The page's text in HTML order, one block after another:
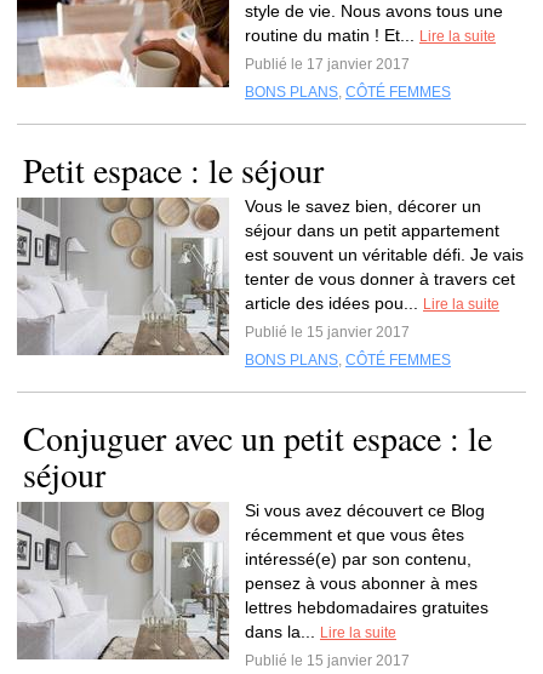
style de vie. Nous avons tous une
routine du matin ! Et...
Lire la suite
Publié le 17 janvier 2017
BONS PLANS, CÔTÉ FEMMES
Petit espace : le séjour
Vous le savez bien, décorer un
séjour dans un petit appartement
est souvent un véritable défi. Je vais
tenter de vous donner à travers cet
article des idées pou...
Lire la suite
Publié le 15 janvier 2017
BONS PLANS, CÔTÉ FEMMES
Conjuguer avec un petit espace : le
séjour
Si vous avez découvert ce Blog
récemment et que vous êtes
intéressé(e) par son contenu,
pensez à vous abonner à mes
lettres hebdomadaires gratuites
dans la...
Lire la suite
Publié le 15 janvier 2017